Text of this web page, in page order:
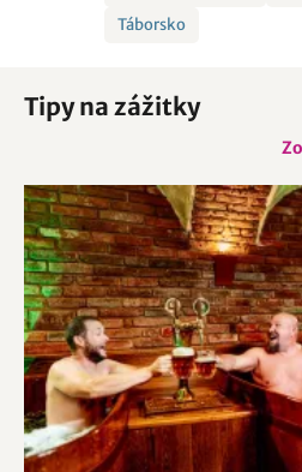
Táborsko
Tipy na zážitky